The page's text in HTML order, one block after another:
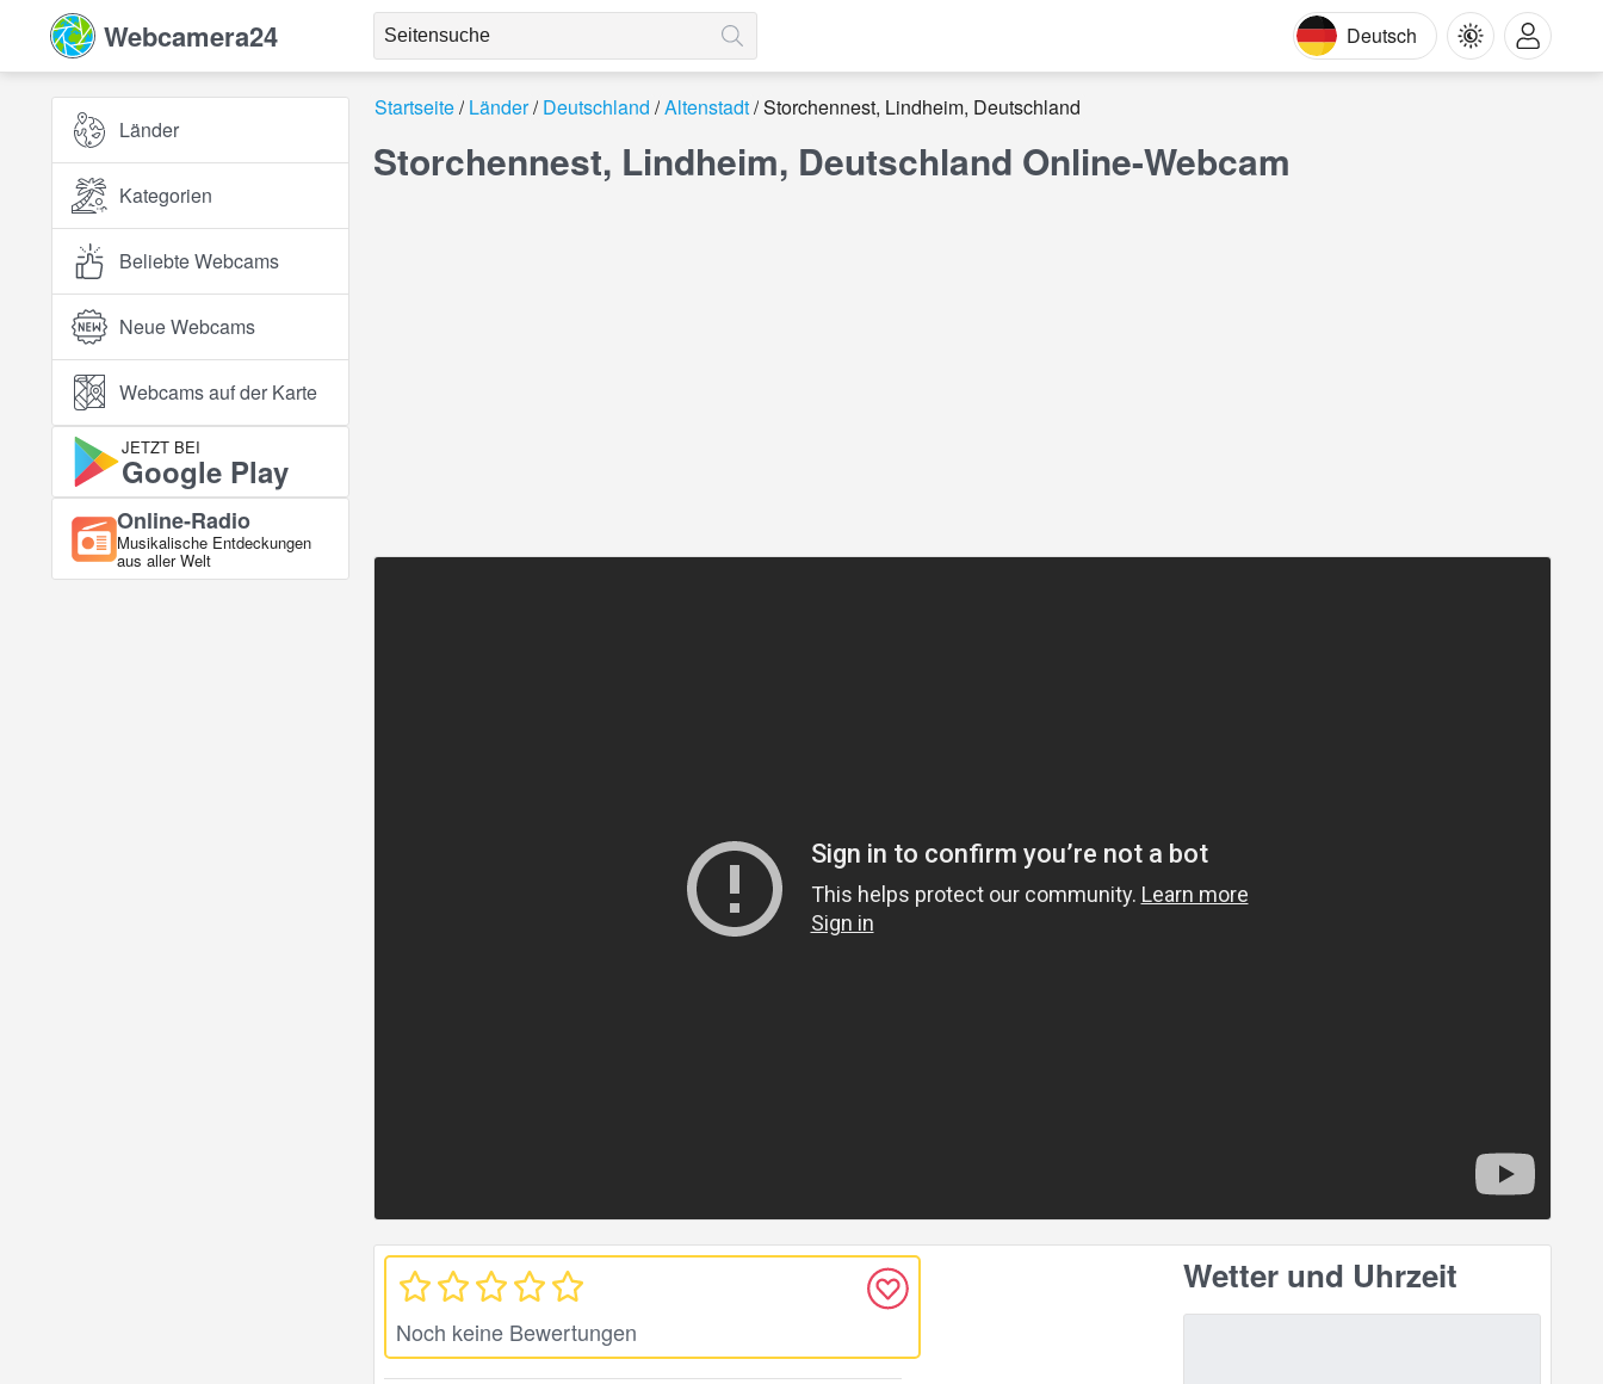
Webcamera24 Deutsch
Länder
Kategorien
Beliebte Webcams
Neue Webcams
Webcams auf der Karte
JETZT BEI
Google Play
Online‑Radio
Musikalische Entdeckungen
aus aller Welt
Startseite Länder Deutschland Altenstadt Storchennest, Lindheim, Deutschland
Storchennest, Lindheim, Deutschland Online-Webcam
Noch keine Bewertungen
Wetter und Uhrzeit